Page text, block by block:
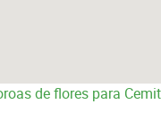
de flores para